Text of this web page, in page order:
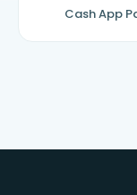
Cash App